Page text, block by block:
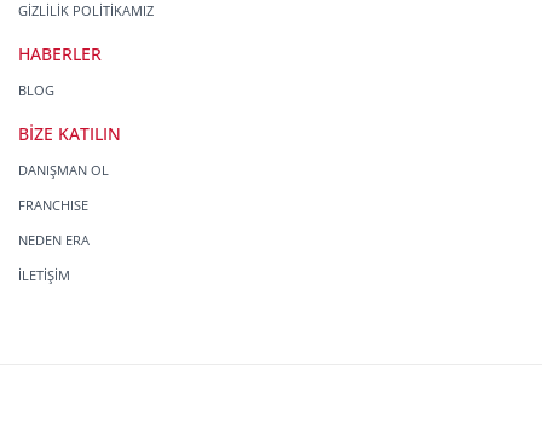
GİZLİLİK POLİTİKAMIZ
HABERLER
BLOG
BİZE KATILIN
DANIŞMAN OL
FRANCHISE
NEDEN ERA
İLETİŞİM